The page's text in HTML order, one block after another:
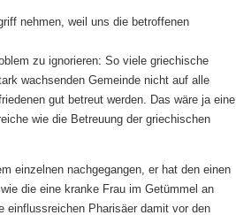
nehmen, weil uns die betroffenen
zu ignorieren: So viele griechische
wachsenden Gemeinde nicht auf alle
gut betreut werden. Das wäre ja eine
wie die Betreuung der griechischen
einzelnen nachgegangen, er hat den einen
die eine kranke Frau im Getümmel an
einflussreichen Pharisäer damit vor den